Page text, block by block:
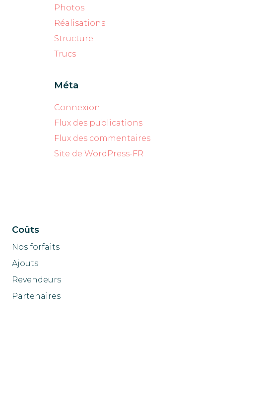
Photos
Réalisations
Structure
Trucs
Méta
Connexion
Flux des publications
Flux des commentaires
Site de WordPress-FR
Coûts
Nos forfaits
Ajouts
Revendeurs
Partenaires